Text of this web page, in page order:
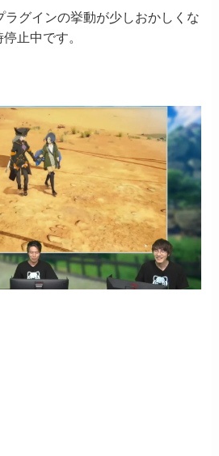
グインの挙動が少しおかしくな
止中です。